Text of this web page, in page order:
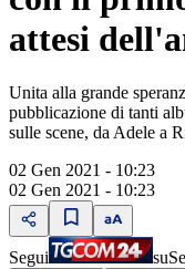
attesi
Unita alla grande
pubblicazione di tanti
sulle scene, da Adele a
02 Gen 2021 - 10:23
02 Gen 2021 - 10:23
Segui su